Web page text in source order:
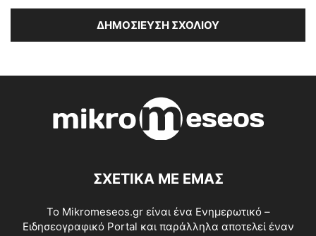
ΣΧΕΤΙΚΑ ΜΕ ΕΜΑΣ
Το Mikromeseos.gr είναι ένα Ενημερωτικό –
Ειδησεογραφικό Portal και παράλληλα αποτελεί έναν